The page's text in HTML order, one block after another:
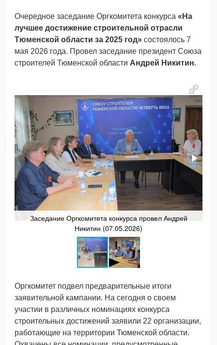
Очередное заседание Оргкомитета конкурса «На
лучшее достижение строительной отрасли
Тюменской области за 2025 год» состоялось 7
мая 2026 года. Провел заседание президент Союза
строителей Тюменской области Андрей Никитин.
Заседание Оргкомитета конкурса провел Андрей
Никитин (07.05.2026)
Оргкомитет подвел предварительные итоги
заявительной кампании. На сегодня о своем
участии в различных номинациях конкурса
строительных достижений заявили 22 организации,
работающие на территории Тюменской области.